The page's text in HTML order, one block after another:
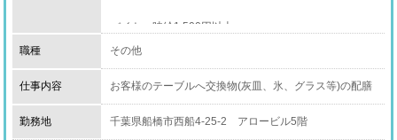
※お客様と接することはありません。
バイト 時給1,500円以上
※体験入社:日給10,000円
職種 その他
仕事内容
お客様のテーブルへ交換物(灰皿、氷、グラス等)の配膳
などをして頂く、
誰にでもできる簡単なウエイター業務です。
勤務地 千葉県船橋市西船4-25-2 アロービル5階